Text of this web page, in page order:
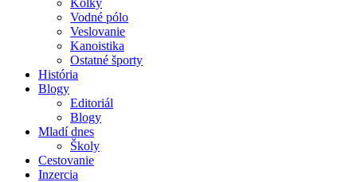
Kolky
Vodné pólo
Veslovanie
Kanoistika
Ostatné športy
História
Blogy
Editoriál
Blogy
Mladí dnes
Školy
Cestovanie
Inzercia